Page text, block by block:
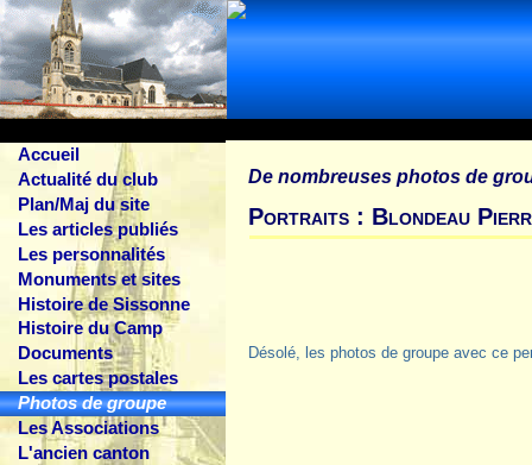
Accueil
Actualité du club
Plan/Maj du site
Les articles publiés
Les personnalités
Monuments et sites
Histoire de Sissonne
Histoire du Camp
Documents
Les cartes postales
Photos de groupe
Les Associations
L'ancien canton
De nombreuses photos de
Portraits : Blondeau
Désolé, les photos de groupe avec ce